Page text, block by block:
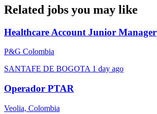
Related jobs you may like
Healthcare Account Junior Manager
P&G Colombia
SANTAFE DE BOGOTA 1 day ago
Operador PTAR
Veolia, Colombia